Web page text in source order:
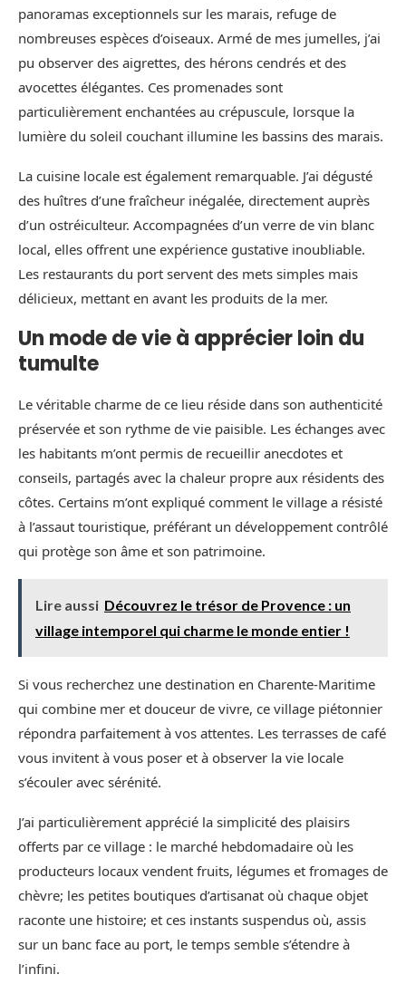
panoramas exceptionnels sur les marais, refuge de
nombreuses espèces d’oiseaux. Armé de mes jumelles, j’ai
pu observer des aigrettes, des hérons cendrés et des
avocettes élégantes. Ces promenades sont
particulièrement enchantées au crépuscule, lorsque la
lumière du soleil couchant illumine les bassins des marais.
La cuisine locale est également remarquable. J’ai dégusté
des huîtres d’une fraîcheur inégalée, directement auprès
d’un ostréiculteur. Accompagnées d’un verre de vin blanc
local, elles offrent une expérience gustative inoubliable.
Les restaurants du port servent des mets simples mais
délicieux, mettant en avant les produits de la mer.
Un mode de vie à apprécier loin du
tumulte
Le véritable charme de ce lieu réside dans son authenticité
préservée et son rythme de vie paisible. Les échanges avec
les habitants m’ont permis de recueillir anecdotes et
conseils, partagés avec la chaleur propre aux résidents des
côtes. Certains m’ont expliqué comment le village a résisté
à l’assaut touristique, préférant un développement contrôlé
qui protège son âme et son patrimoine.
Lire aussi Découvrez le trésor de Provence : un
village intemporel qui charme le monde entier !
Si vous recherchez une destination en Charente-Maritime
qui combine mer et douceur de vivre, ce village piétonnier
répondra parfaitement à vos attentes. Les terrasses de café
vous invitent à vous poser et à observer la vie locale
s’écouler avec sérénité.
J’ai particulièrement apprécié la simplicité des plaisirs
offerts par ce village : le marché hebdomadaire où les
producteurs locaux vendent fruits, légumes et fromages de
chèvre; les petites boutiques d’artisanat où chaque objet
raconte une histoire; et ces instants suspendus où, assis
sur un banc face au port, le temps semble s’étendre à
l’infini.